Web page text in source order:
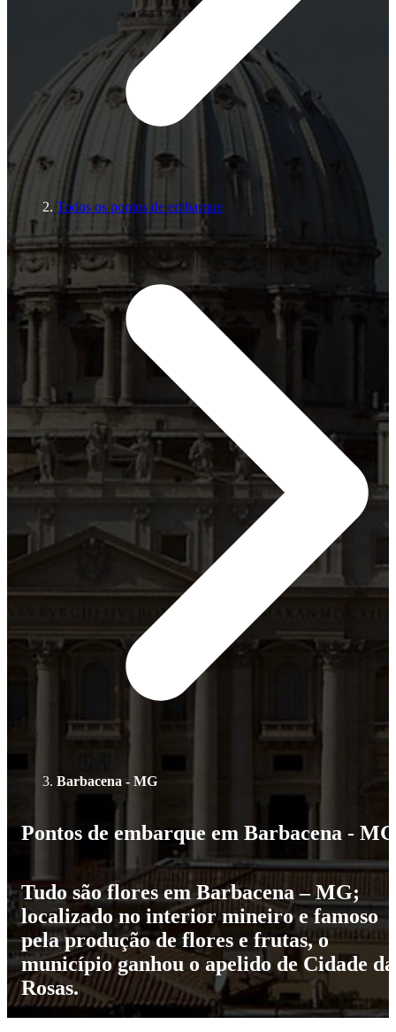
Todos os pontos de embarque
Barbacena - MG
Pontos de embarque em Barbacena - MG
Tudo são flores em Barbacena – MG;
localizado no interior mineiro e famoso
pela produção de flores e frutas, o
município ganhou o apelido de Cidade
Rosas.